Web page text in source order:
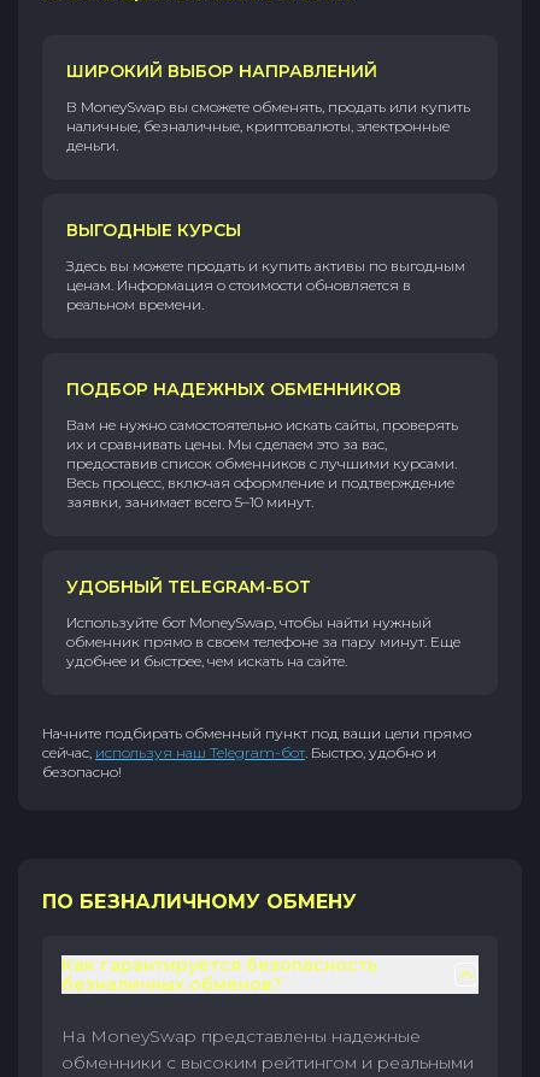
ШИРОКИЙ ВЫБОР НАПРАВЛЕНИЙ
В MoneySwap вы сможете обменять, продать или купить
наличные, безналичные, криптовалюты, электронные
деньги.
ВЫГОДНЫЕ КУРСЫ
Здесь вы можете продать и купить активы по выгодным
ценам. Информация о стоимости обновляется в
реальном времени.
ПОДБОР НАДЕЖНЫХ ОБМЕННИКОВ
Вам не нужно самостоятельно искать сайты, проверять
их и сравнивать цены. Мы сделаем это за вас,
предоставив список обменников с лучшими курсами.
Весь процесс, включая оформление и подтверждение
заявки, занимает всего 5–10 минут.
УДОБНЫЙ TELEGRAM-БОТ
Используйте бот MoneySwap, чтобы найти нужный
обменник прямо в своем телефоне за пару минут. Еще
удобнее и быстрее, чем искать на сайте.
Начните подбирать обменный пункт под ваши цели прямо
сейчас, используя наш Telegram-бот. Быстро, удобно и
безопасно!
ПО БЕЗНАЛИЧНОМУ ОБМЕНУ
Как гарантируется безопасность
безналичных обменов?
На MoneySwap представлены надежные
обменники с высоким рейтингом и реальными